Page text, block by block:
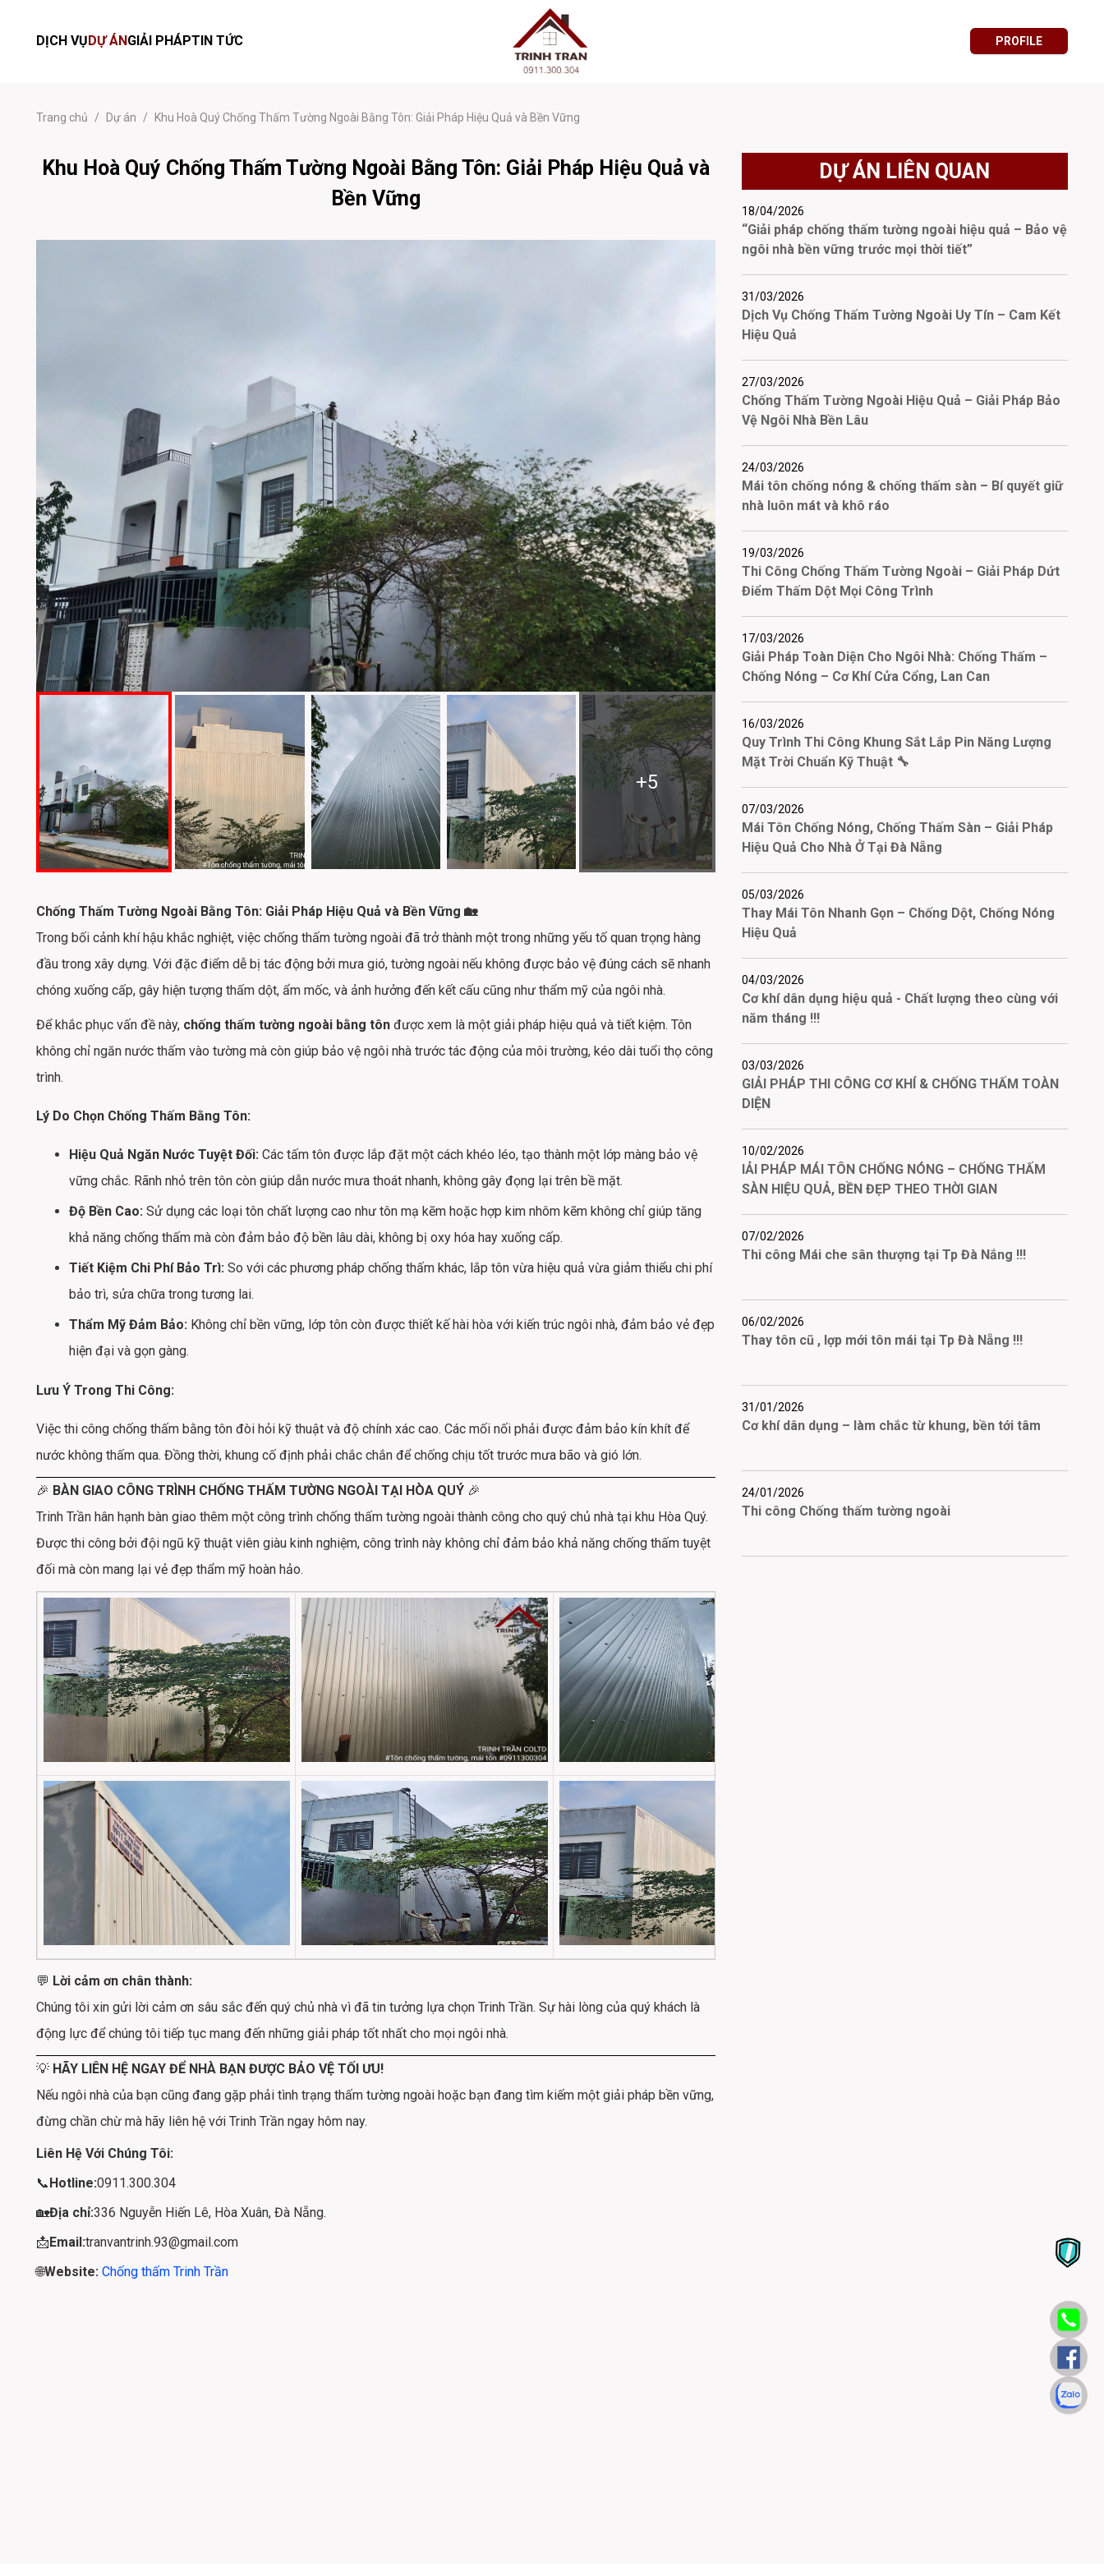
DỊCH VỤDỰ ÁNGIẢI PHÁPTIN TỨC PROFILE
Trang chủ / Dự án / Khu Hoà Quý Chống Thấm Tường Ngoài Bằng Tôn: Giải Pháp Hiệu Quả và Bền Vững
Khu Hoà Quý Chống Thấm Tường Ngoài Bằng Tôn: Giải Pháp Hiệu Quả và
Bền Vững
+5
Chống Thấm Tường Ngoài Bằng Tôn: Giải Pháp Hiệu Quả và Bền Vững 🏡
Trong bối cảnh khí hậu khắc nghiệt, việc chống thấm tường ngoài đã trở thành một trong những yếu tố quan trọng hàng
đầu trong xây dựng. Với đặc điểm dễ bị tác động bởi mưa gió, tường ngoài nếu không được bảo vệ đúng cách sẽ nhanh
chóng xuống cấp, gây hiện tượng thấm dột, ẩm mốc, và ảnh hưởng đến kết cấu cũng như thẩm mỹ của ngôi nhà.
Để khắc phục vấn đề này, chống thấm tường ngoài bằng tôn được xem là một giải pháp hiệu quả và tiết kiệm. Tôn
không chỉ ngăn nước thấm vào tường mà còn giúp bảo vệ ngôi nhà trước tác động của môi trường, kéo dài tuổi thọ công
trình.
Lý Do Chọn Chống Thấm Bằng Tôn:
Hiệu Quả Ngăn Nước Tuyệt Đối: Các tấm tôn được lắp đặt một cách khéo léo, tạo thành một lớp màng bảo vệ
vững chắc. Rãnh nhỏ trên tôn còn giúp dẫn nước mưa thoát nhanh, không gây đọng lại trên bề mặt.
Độ Bền Cao: Sử dụng các loại tôn chất lượng cao như tôn mạ kẽm hoặc hợp kim nhôm kẽm không chỉ giúp tăng
khả năng chống thấm mà còn đảm bảo độ bền lâu dài, không bị oxy hóa hay xuống cấp.
Tiết Kiệm Chi Phí Bảo Trì: So với các phương pháp chống thấm khác, lắp tôn vừa hiệu quả vừa giảm thiểu chi phí
bảo trì, sửa chữa trong tương lai.
Thẩm Mỹ Đảm Bảo: Không chỉ bền vững, lớp tôn còn được thiết kế hài hòa với kiến trúc ngôi nhà, đảm bảo vẻ đẹp
hiện đại và gọn gàng.
Lưu Ý Trong Thi Công:
Việc thi công chống thấm bằng tôn đòi hỏi kỹ thuật và độ chính xác cao. Các mối nối phải được đảm bảo kín khít để
nước không thấm qua. Đồng thời, khung cố định phải chắc chắn để chống chịu tốt trước mưa bão và gió lớn.
🎉 BÀN GIAO CÔNG TRÌNH CHỐNG THẤM TƯỜNG NGOÀI TẠI HÒA QUÝ 🎉
Trinh Trần hân hạnh bàn giao thêm một công trình chống thấm tường ngoài thành công cho quý chủ nhà tại khu Hòa Quý.
Được thi công bởi đội ngũ kỹ thuật viên giàu kinh nghiệm, công trình này không chỉ đảm bảo khả năng chống thấm tuyệt
đối mà còn mang lại vẻ đẹp thẩm mỹ hoàn hảo.
💬 Lời cảm ơn chân thành:
Chúng tôi xin gửi lời cảm ơn sâu sắc đến quý chủ nhà vì đã tin tưởng lựa chọn Trinh Trần. Sự hài lòng của quý khách là
động lực để chúng tôi tiếp tục mang đến những giải pháp tốt nhất cho mọi ngôi nhà.
💡 HÃY LIÊN HỆ NGAY ĐỂ NHÀ BẠN ĐƯỢC BẢO VỆ TỐI ƯU!
Nếu ngôi nhà của bạn cũng đang gặp phải tình trạng thấm tường ngoài hoặc bạn đang tìm kiếm một giải pháp bền vững,
đừng chần chừ mà hãy liên hệ với Trinh Trần ngay hôm nay.
Liên Hệ Với Chúng Tôi:
📞Hotline:0911.300.304
🏡Địa chỉ:336 Nguyễn Hiến Lê, Hòa Xuân, Đà Nẵng.
📩Email:tranvantrinh.93@gmail.com
🌐Website: Chống thấm Trinh Trần
DỰ ÁN LIÊN QUAN
18/04/2026
“Giải pháp chống thấm tường ngoài hiệu quả – Bảo vệ
ngôi nhà bền vững trước mọi thời tiết”
31/03/2026
Dịch Vụ Chống Thấm Tường Ngoài Uy Tín – Cam Kết
Hiệu Quả
27/03/2026
Chống Thấm Tường Ngoài Hiệu Quả – Giải Pháp Bảo
Vệ Ngôi Nhà Bền Lâu
24/03/2026
Mái tôn chống nóng & chống thấm sàn – Bí quyết giữ
nhà luôn mát và khô ráo
19/03/2026
Thi Công Chống Thấm Tường Ngoài – Giải Pháp Dứt
Điểm Thấm Dột Mọi Công Trình
17/03/2026
Giải Pháp Toàn Diện Cho Ngôi Nhà: Chống Thấm –
Chống Nóng – Cơ Khí Cửa Cổng, Lan Can
16/03/2026
Quy Trình Thi Công Khung Sắt Lắp Pin Năng Lượng
Mặt Trời Chuẩn Kỹ Thuật 🔧
07/03/2026
Mái Tôn Chống Nóng, Chống Thấm Sàn – Giải Pháp
Hiệu Quả Cho Nhà Ở Tại Đà Nẵng
05/03/2026
Thay Mái Tôn Nhanh Gọn – Chống Dột, Chống Nóng
Hiệu Quả
04/03/2026
Cơ khí dân dụng hiệu quả - Chất lượng theo cùng với
năm tháng !!!
03/03/2026
GIẢI PHÁP THI CÔNG CƠ KHÍ & CHỐNG THẤM TOÀN
DIỆN
10/02/2026
IẢI PHÁP MÁI TÔN CHỐNG NÓNG – CHỐNG THẤM
SÀN HIỆU QUẢ, BỀN ĐẸP THEO THỜI GIAN
07/02/2026
Thi công Mái che sân thượng tại Tp Đà Nắng !!!
06/02/2026
Thay tôn cũ , lợp mới tôn mái tại Tp Đà Nẵng !!!
31/01/2026
Cơ khí dân dụng – làm chắc từ khung, bền tới tâm
24/01/2026
Thi công Chống thấm tường ngoài